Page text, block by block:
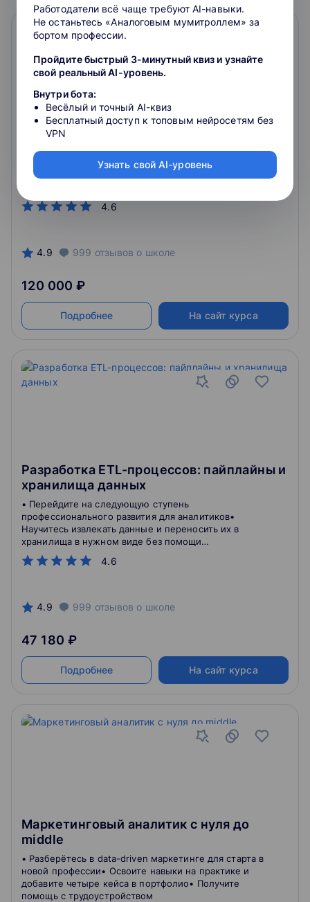
Дата-инженер с нуля до middle
4.6
• Научим автоматизировать работу с данными,
настраивать мониторинги, создавать конвейеры
обработки и схемы хранения данных• Сможете
эксперта или MLOps уровня middle
4.9 999 отзывов о школе
120 000 ₽
Подробнее На сайт курса
Разработка ETL-процессов: пайплайны и
хранилища данных
4.6
• Перейдите на следующую ступень
профессионального развития для аналитиков•
Научитесь извлекать данные и переносить их в
хранилища в нужном виде без помощи
разработчиков• Получите востребованную за
границей специальность
4.9 999 отзывов о школе
47 180 ₽
Подробнее На сайт курса
Маркетинговый аналитик с нуля до
middle
• Разберётесь в data-driven маркетинге для старта в
новой профессии• Освоите навыки на практике и
добавите четыре кейса в портфолио• Получите
помощь с трудоустройством
Работодатели всё чаще требуют AI-навыки.
Не останьтесь «Аналоговым мумитроллем» за
бортом профессии.
Пройдите быстрый 3-минутный квиз и узнайте
свой реальный AI-уровень.
Внутри бота:
Весёлый и точный AI-квиз
Бесплатный доступ к топовым нейросетям без
VPN
Узнать свой AI-уровень